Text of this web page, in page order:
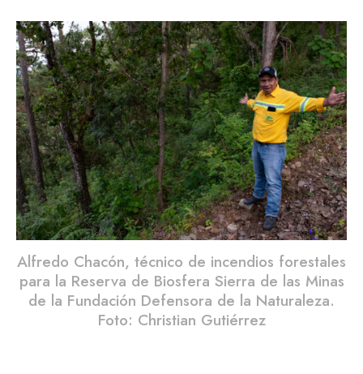
Alfredo Chacón, técnico de incendios forestales
para la Reserva de Biosfera Sierra de las Minas
de la Fundación Defensora de la Naturaleza.
Foto: Christian Gutiérrez